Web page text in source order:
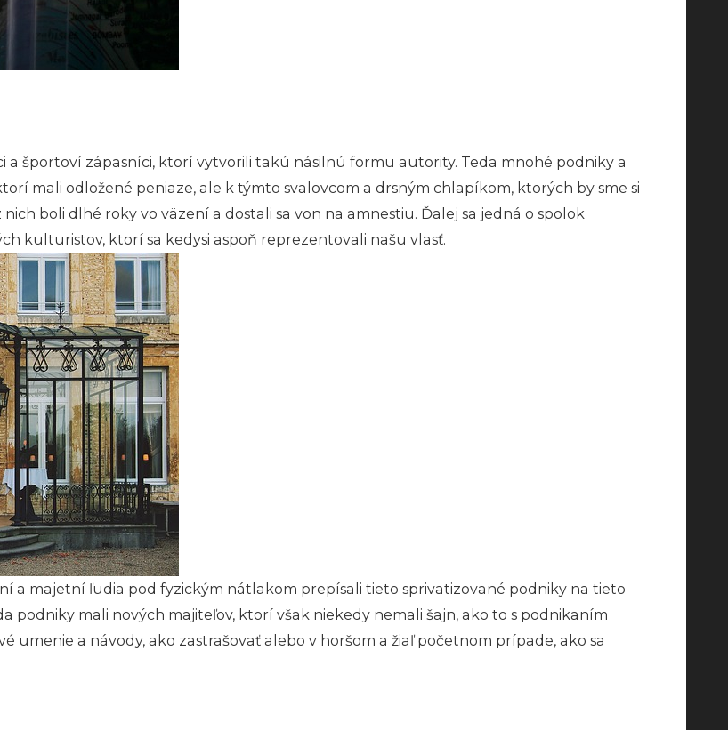
športoví zápasníci, ktorí vytvorili takú násilnú formu autority. Teda mnohé podniky a
mali odložené peniaze, ale k týmto svalovcom a drsným chlapíkom, ktorých by sme si
boli dlhé roky vo väzení a dostali sa von na amnestiu. Ďalej sa jedná o spolok
kulturistov, ktorí sa kedysi aspoň reprezentovali našu vlasť.
a majetní ľudia pod fyzickým nátlakom prepísali tieto sprivatizované podniky na tieto
podniky mali nových majiteľov, ktorí však niekedy nemali šajn, ako to s podnikaním
umenie a návody, ako zastrašovať alebo v horšom a žiaľ početnom prípade, ako sa